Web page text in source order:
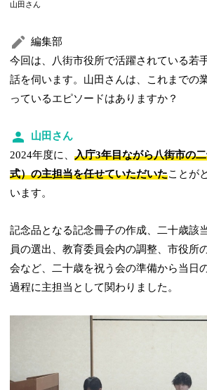
山田さん
編集部
今回は、八街市役所で活躍されている若
話を伺います。山田さんは、これまでの
っているエピソードはありますか？
山田さん
2024年度に、入庁3年目ながら八街市の
式）の主担当を任せていただいたことが
います。
記念品となる記念冊子の作成、二十歳該
員の選出、教育委員会内の調整、市役所
会など、二十歳を祝う会の準備から当日
過程に主担当として関わりました。